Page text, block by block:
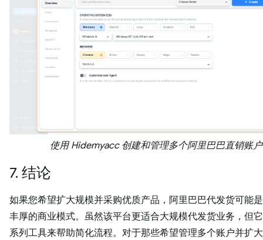
使用 Hidemyacc 创建和管理多个阿里巴巴直销账户
7. 结论
如果您希望扩大规模并采购优质产品，阿里巴巴代发货可能
丰厚的商业模式。虽然该平台更适合大规模代发货业务，但
系列工具来帮助简化流程。对于那些希望管理多个账户并扩